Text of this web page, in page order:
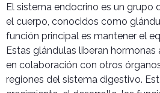
El sistema endocrino es un grupo
el cuerpo, conocidos como
función principal es mantener el
Estas glándulas liberan hormonas
en colaboración con otros
regiones del sistema digestivo.